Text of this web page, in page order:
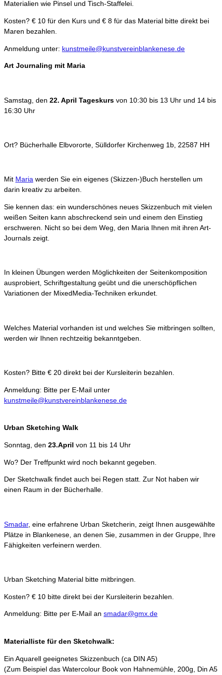
Materialien wie Pinsel und Tisch-Staffelei.
Kosten? € 10 für den Kurs und € 8 für das Material bitte direkt bei
Maren bezahlen.
Anmeldung unter: kunstmeile@kunstvereinblankenese.de
Art Journaling mit Maria
Samstag, den 22. April Tageskurs von 10:30 bis 13 Uhr und 14 bis
16:30 Uhr
Ort? Bücherhalle Elbvororte, Sülldorfer Kirchenweg 1b, 22587 HH
Mit Maria werden Sie ein eigenes (Skizzen-)Buch herstellen um
darin kreativ zu arbeiten.
Sie kennen das: ein wunderschönes neues Skizzenbuch mit vielen
weißen Seiten kann abschreckend sein und einem den Einstieg
erschweren. Nicht so bei dem Weg, den Maria Ihnen mit ihren Art-
Journals zeigt.
In kleinen Übungen werden Möglichkeiten der Seitenkomposition
ausprobiert, Schriftgestaltung geübt und die unerschöpflichen
Variationen der MixedMedia-Techniken erkundet.
Welches Material vorhanden ist und welches Sie mitbringen sollten,
werden wir Ihnen rechtzeitig bekanntgeben.
Kosten? Bitte € 20 direkt bei der Kursleiterin bezahlen.
Anmeldung: Bitte per E-Mail unter
kunstmeile@kunstvereinblankenese.de
Urban Sketching Walk
Sonntag, den 23.April von 11 bis 14 Uhr
Wo? Der Treffpunkt wird noch bekannt gegeben.
Der Sketchwalk findet auch bei Regen statt. Zur Not haben wir
einen Raum in der Bücherhalle.
Smadar, eine erfahrene Urban Sketcherin, zeigt Ihnen ausgewählte
Plätze in Blankenese, an denen Sie, zusammen in der Gruppe, Ihre
Fähigkeiten verfeinern werden.
Urban Sketching Material bitte mitbringen.
Kosten? € 10 bitte direkt bei der Kursleiterin bezahlen.
Anmeldung: Bitte per E-Mail an smadar@gmx.de
Materialliste für den Sketchwalk:
Ein Aquarell geeignetes Skizzenbuch (ca DIN A5)
(Zum Beispiel das Watercolour Book von Hahnemühle, 200g, Din A5